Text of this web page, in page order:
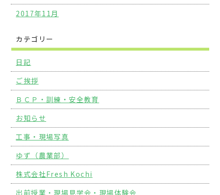
2017年11月
カテゴリー
日記
ご挨拶
ＢＣＰ・訓練・安全教育
お知らせ
工事・現場写真
ゆず（農業部）
株式会社Fresh Kochi
出前授業・現場見学会・現場体験会